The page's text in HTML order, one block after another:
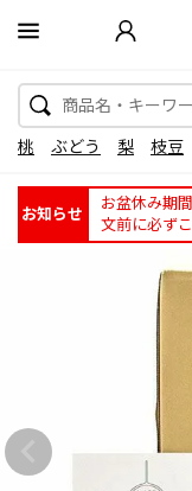
桃 ぶどう 梨 枝豆
お知らせ
お盆休み期
文前に必ず